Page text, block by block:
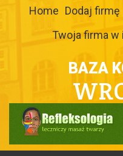
Home Dodaj firmę
Twoja firma w
BAZA